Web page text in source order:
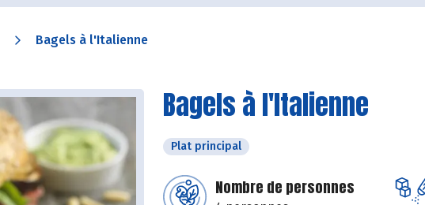
Bagels à l'Italienne
Bagels à l'Italienne
Plat principal
Nombre de personnes